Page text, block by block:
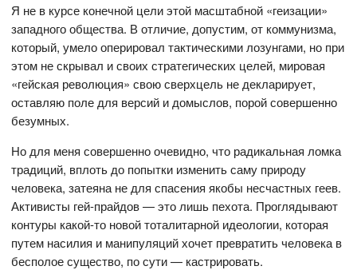
Я не в курсе конечной цели этой масштабной «геизации»
западного общества. В отличие, допустим, от коммунизма,
который, умело оперировал тактическими лозунгами, но при
этом не скрывал и своих стратегических целей, мировая
«гейская революция» свою сверхцель не декларирует,
оставляю поле для версий и домыслов, порой совершенно
безумных.
Но для меня совершенно очевидно, что радикальная ломка
традиций, вплоть до попытки изменить саму природу
человека, затеяна не для спасения якобы несчастных геев.
Активисты гей-прайдов — это лишь пехота. Проглядывают
контуры какой-то новой тоталитарной идеологии, которая
путем насилия и манипуляций хочет превратить человека в
бесполое существо, по сути — кастрировать.